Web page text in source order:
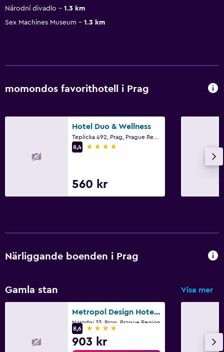
Národní divadlo
1.3 km
Sex Machines Museum
1.3 km
momondos favorithotell i Prag
Hotel Duo & Wellness
8,4
4 stjärnor
560 kr
Närliggande boenden i Prag
Gamla stan Visa mer
Metropol Design Hotel Old Town
Narodni 33, Prag, Prague Region
8,6
4 stjärnor
903 kr